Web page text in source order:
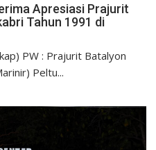
Apresiasi Prajurit
Tahun 1991 di
PW : Prajurit Batalyon
Peltu...